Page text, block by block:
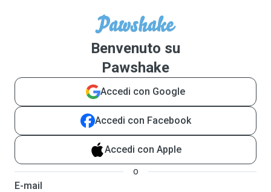
Benvenuto su
Pawshake
Accedi con Google
Accedi con Facebook
Accedi con Apple
o
E-mail